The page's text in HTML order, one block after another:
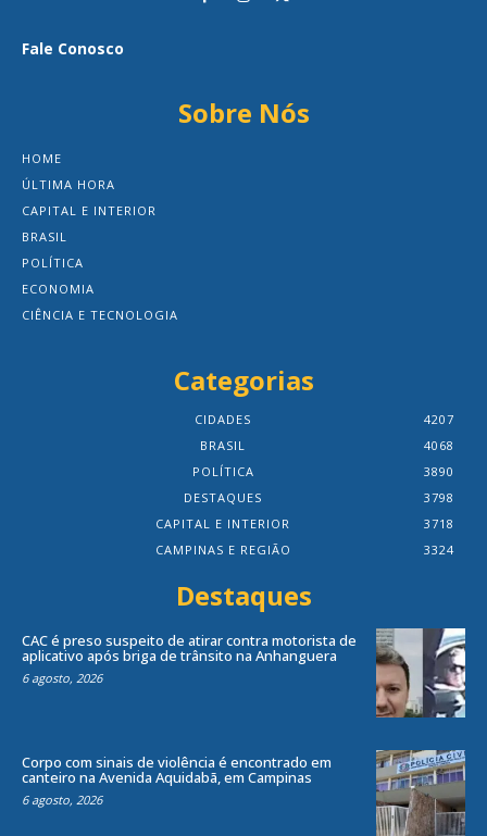
Fale Conosco
Sobre Nós
HOME
ÚLTIMA HORA
CAPITAL E INTERIOR
BRASIL
POLÍTICA
ECONOMIA
CIÊNCIA E TECNOLOGIA
Categorias
CIDADES
4207
BRASIL
4068
POLÍTICA
3890
DESTAQUES
3798
CAPITAL E INTERIOR
3718
CAMPINAS E REGIÃO
3324
Destaques
CAC é preso suspeito de atirar contra motorista de
aplicativo após briga de trânsito na Anhanguera
6 agosto, 2026
Corpo com sinais de violência é encontrado em
canteiro na Avenida Aquidabã, em Campinas
6 agosto, 2026